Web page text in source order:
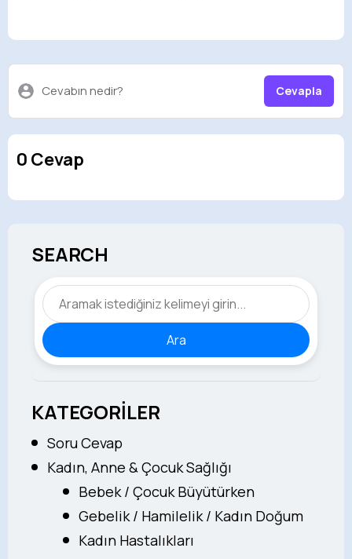
Cevabın nedir? Cevapla
0 Cevap
SEARCH
Ara
KATEGORİLER
Soru Cevap
Kadın, Anne & Çocuk Sağlığı
Bebek / Çocuk Büyütürken
Gebelik / Hamilelik / Kadın Doğum
Kadın Hastalıkları